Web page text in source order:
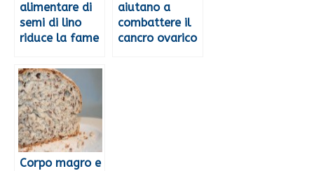
alimentare di
semi di lino
riduce la fame
aiutano a
combattere il
cancro ovarico
Corpo magro e